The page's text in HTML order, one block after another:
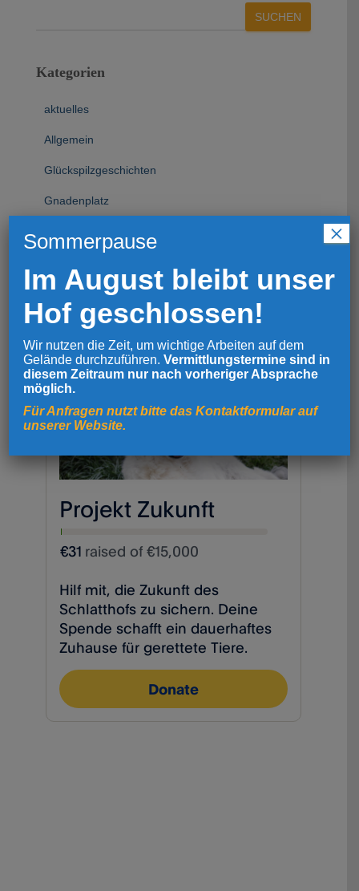
SUCHEN
Kategorien
aktuelles
Allgemein
Glückspilzgeschichten
Gnadenplatz
Pflegestelle
Rüden
Senioren
Sommerpause
Im August bleibt unser
Hof geschlossen!
Wir nutzen die Zeit, um wichtige Arbeiten auf dem
Gelände durchzuführen.Vermittlungstermine sind in
diesem Zeitraum nur nach vorheriger Absprache
möglich.
Für Anfragen nutzt bitte das Kontaktformular auf
unserer Website.
×